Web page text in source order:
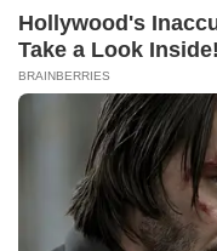
Email
Tentang Katadata
Kebijakan
©2026 Katadata.